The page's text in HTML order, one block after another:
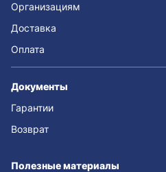
Организациям
Доставка
Оплата
Документы
Гарантии
Возврат
Полезные материалы